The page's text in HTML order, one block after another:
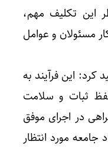
این تکلیف مهم،
مسئولان و عوامل
کرد: این فرآیند به
ثبات و سلامت
در اجرای موفق
جامعه مورد انتظار